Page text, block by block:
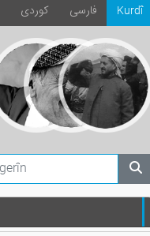
Kurdî فارسی كوردی